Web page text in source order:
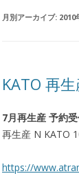
月別アーカイブ: 2010
KATO 再
7月再生産 予約
再生産 N KATO
https://